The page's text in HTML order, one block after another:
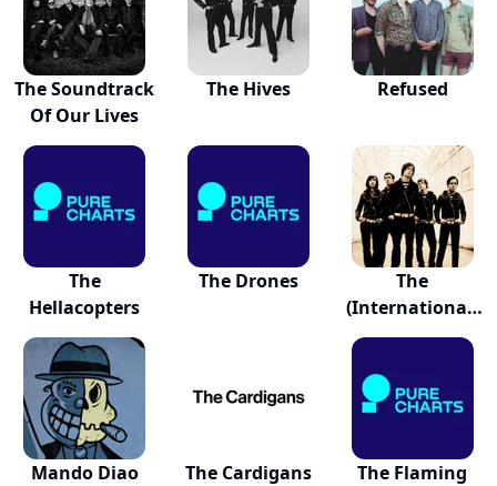
The Soundtrack
Of Our Lives
The Hives Refused
The
Hellacopters
The Drones
The
(International)
Noise
Mando Diao The Cardigans
The Flaming